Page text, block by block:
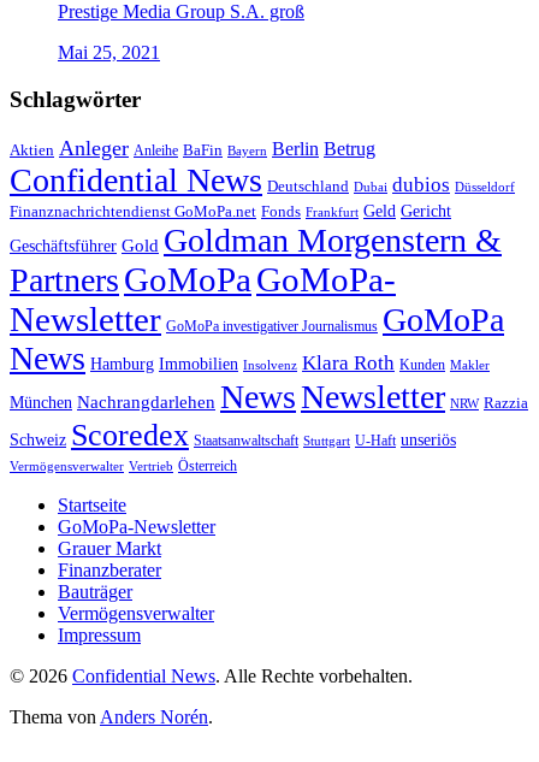
Prestige Media Group S.A. groß
Mai 25, 2021
Schlagwörter
Aktien Anleger Anleihe BaFin Bayern Berlin Betrug
Confidential News Deutschland Dubai dubios Düsseldorf
Finanznachrichtendienst GoMoPa.net Fonds Frankfurt Geld Gericht
Geschäftsführer Gold Goldman Morgenstern &
PartnersGoMoPa GoMoPa-
Newsletter GoMoPa investigativer Journalismus GoMoPa
News Hamburg Immobilien Insolvenz Klara Roth Kunden Makler
München Nachrangdarlehen NewsNewsletter NRW Razzia
Schweiz Scoredex Staatsanwaltschaft Stuttgart U-Haft unseriös
Vermögensverwalter Vertrieb Österreich
Startseite
GoMoPa-Newsletter
Grauer Markt
Finanzberater
Bauträger
Vermögensverwalter
Impressum
© 2026 Confidential News. Alle Rechte vorbehalten.
Thema von Anders Norén.